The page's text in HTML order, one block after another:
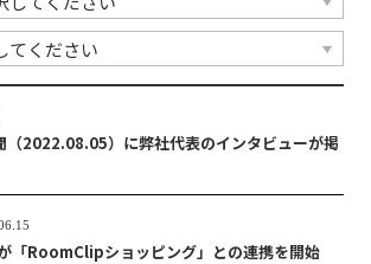
（2022.08.05）に弊社代表のインタビューが掲
「RoomClipショッピング」との連携を開始